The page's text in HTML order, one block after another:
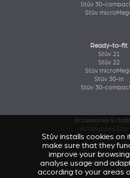
Stûv 30-
Stûv
Ready-to-fit
Stûv 21
Stûv 22
Stûv
Stûv 30-in
Stûv 30-
Accessories &
Accessories and
Accessories and
Accessories Stûv
Accessories
Accessories Stûv 30-
Stûv installs cookies on
make sure that they
improve your
analyse usage and
according to your areas